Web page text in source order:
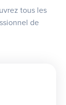
tous les
de